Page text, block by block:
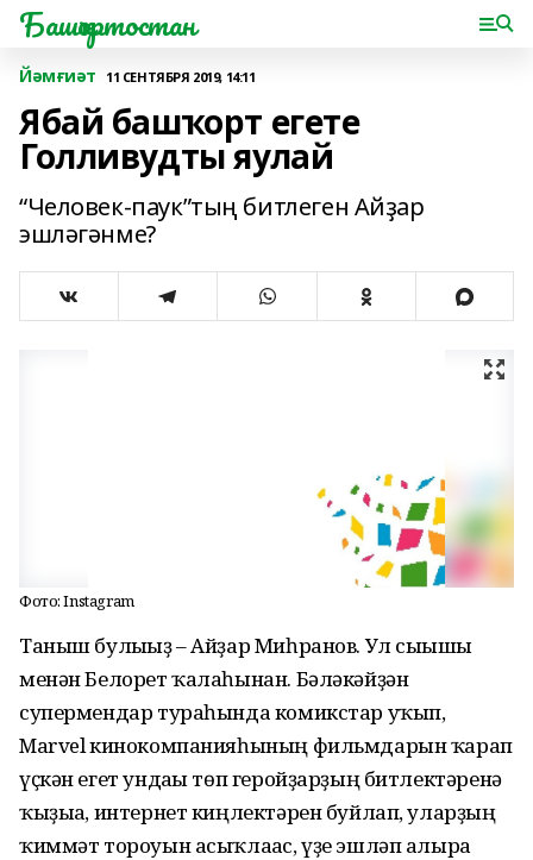
Башҡортостан
Йәмғиәт 11 СЕНТЯБРЯ 2019, 14:11
Ябай башҡорт егете
Голливудты яулай
“Человек-паук”тың битлеген Айҙар
эшләгәнме?
Фото: Instagram
Таныш булығыҙ – Айҙар Миһранов. Ул сығышы
менән Белорет ҡалаһынан. Бәләкәйҙән
супермендар тураһында комикстар уҡып,
Marvel кинокомпанияһының фильмдарын ҡарап
үҫкән егет ундағы төп геройҙарҙың битлектәренә
ҡыҙыға, интернет киңлектәрен буйлап, уларҙың
ҡиммәт тороуын асыҡлағас, үҙе эшләп алырға